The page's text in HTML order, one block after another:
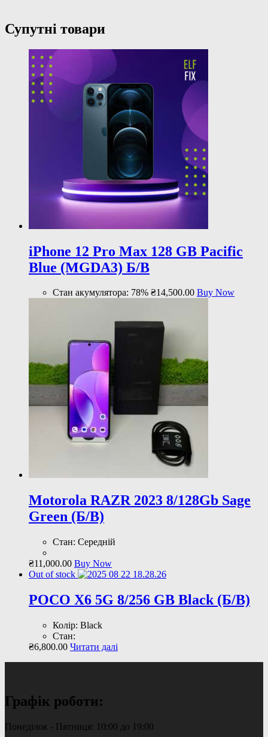
Супутні товари
iPhone 12 Pro Max 128 GB Pacific
Blue (MGDA3) Б/В
Стан акумулятора: 78% ₴14,500.00 Buy Now
Motorola RAZR 2023 8/128Gb Sage
Green (Б/В)
Стан: Середній
₴11,000.00 Buy Now
Out of stock
POCO X6 5G 8/256 GB Black (Б/В)
Колір: Black
Стан:
₴6,800.00 Читати далі
Графік роботи:
Понеділок - Пятниця: 10:00 до 19:00